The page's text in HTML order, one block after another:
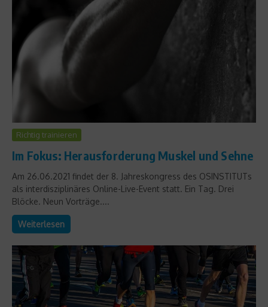
Richtig trainieren
Im Fokus: Herausforderung Muskel und Sehne
Am 26.06.2021 findet der 8. Jahreskongress des OSINSTITUTs
als interdisziplinäres Online-Live-Event statt. Ein Tag. Drei
Blöcke. Neun Vorträge....
Weiterlesen